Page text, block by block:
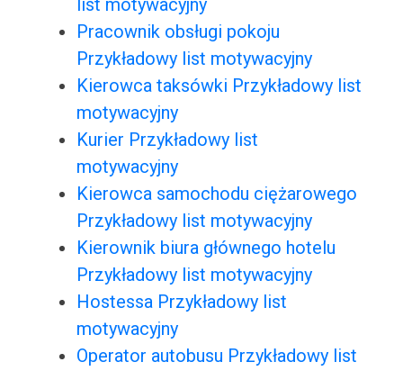
list motywacyjny
Pracownik obsługi pokoju
Przykładowy list motywacyjny
Kierowca taksówki Przykładowy list
motywacyjny
Kurier Przykładowy list
motywacyjny
Kierowca samochodu ciężarowego
Przykładowy list motywacyjny
Kierownik biura głównego hotelu
Przykładowy list motywacyjny
Hostessa Przykładowy list
motywacyjny
Operator autobusu Przykładowy list